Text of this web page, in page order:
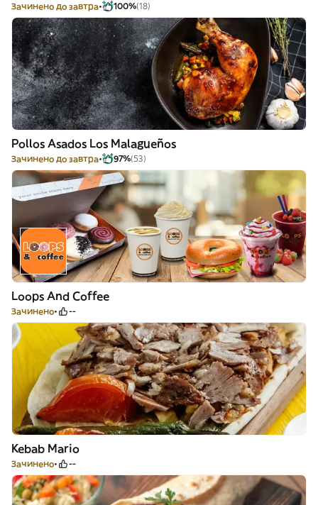
Зачинено до завтра 100%(18)
Pollos Asados Los Malagueños
Зачинено до завтра 97%(53)
Loops And Coffee
Зачинено --
Kebab Mario
Зачинено --